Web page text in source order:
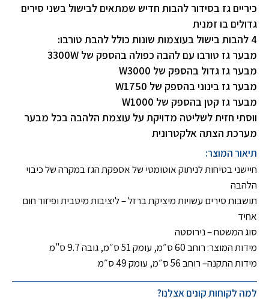
כיריים גז בסידור להבות חדיש שמתאים לבישול בשני סירים
גדולים בו זמנית
4 להבות בישול בעוצמות שונות כולל להבת טורבו:
מבער גז טורבו עם להבה כפולה בהספק של 3300W
מבער גז גדול בהספק של W3000
מבער גז בינוני בהספק של W1750
מבער גז קטן בהספק של W1000
ווסתי חזית לשליטה מדויקת על עוצמת הלהבה בכל מבער
מערכת הצתה אלקטרונית
תיאור המוצר:
חיישני בטיחות לניתוק אוטומטי של אספקת הגז במקרה של כיבוי
הלהבה
תושבות סירים עשויות מיציקת ברזל – ליציבות מיטבית ופיזור חום
אחיד
סוג המשטח – נירוסטה
מידות המוצר: רוחב 60 ס״מ, עומק 51 ס״מ, גובה 9.7 ס"מ
מידות התקנה– רוחב 56 ס״מ, עומק 49 ס״מ
למה לקוחות קונים אצלנו?